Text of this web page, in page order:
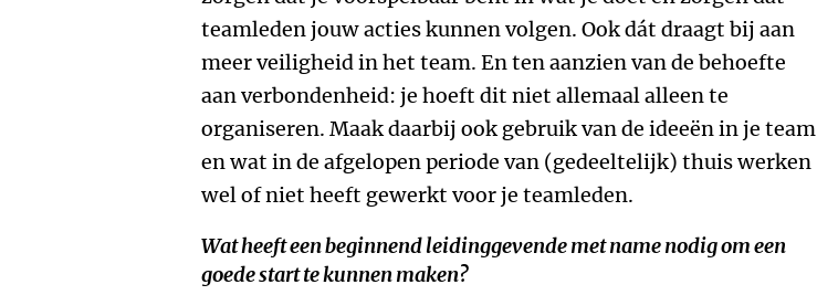
teamleden jouw acties kunnen volgen. Ook dát draagt bij aan
meer veiligheid in het team. En ten aanzien van de behoefte
aan verbondenheid: je hoeft dit niet allemaal alleen te
organiseren. Maak daarbij ook gebruik van de ideeën in je team
en wat in de afgelopen periode van (gedeeltelijk) thuis werken
wel of niet heeft gewerkt voor je teamleden.
Wat heeft een beginnend leidinggevende met name nodig om een
goede start te kunnen maken?